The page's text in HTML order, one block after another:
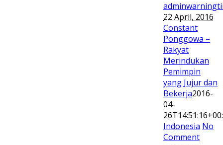
22 April, 2016
Constant
Ponggowa –
Rakyat
Merindukan
Pemimpin
yang Jujur dan
Bekerja2016-
04-
Indonesia No
Comment